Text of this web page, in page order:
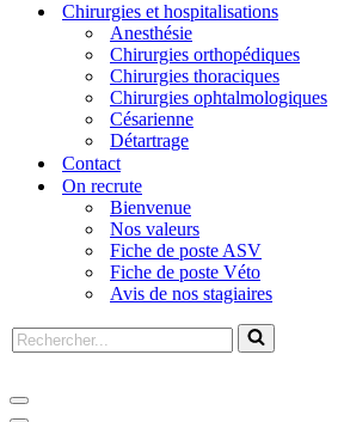
Chirurgies et hospitalisations
Anesthésie
Chirurgies orthopédiques
Chirurgies thoraciques
Chirurgies ophtalmologiques
Césarienne
Détartrage
Contact
On recrute
Bienvenue
Nos valeurs
Fiche de poste ASV
Fiche de poste Véto
Avis de nos stagiaires